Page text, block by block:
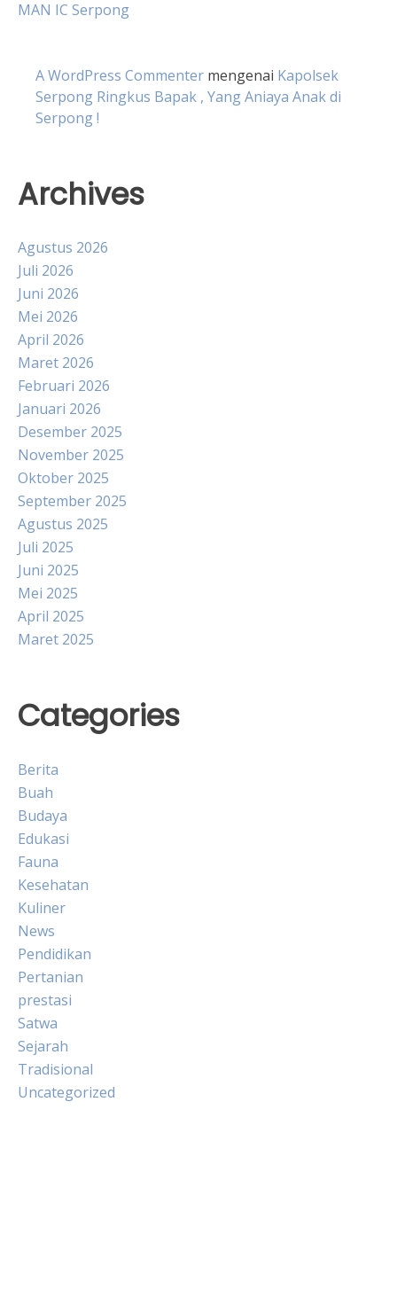
MAN IC Serpong
A WordPress Commenter mengenai Kapolsek
Serpong Ringkus Bapak , Yang Aniaya Anak di
Serpong !
Archives
Agustus 2026
Juli 2026
Juni 2026
Mei 2026
April 2026
Maret 2026
Februari 2026
Januari 2026
Desember 2025
November 2025
Oktober 2025
September 2025
Agustus 2025
Juli 2025
Juni 2025
Mei 2025
April 2025
Maret 2025
Categories
Berita
Buah
Budaya
Edukasi
Fauna
Kesehatan
Kuliner
News
Pendidikan
Pertanian
prestasi
Satwa
Sejarah
Tradisional
Uncategorized